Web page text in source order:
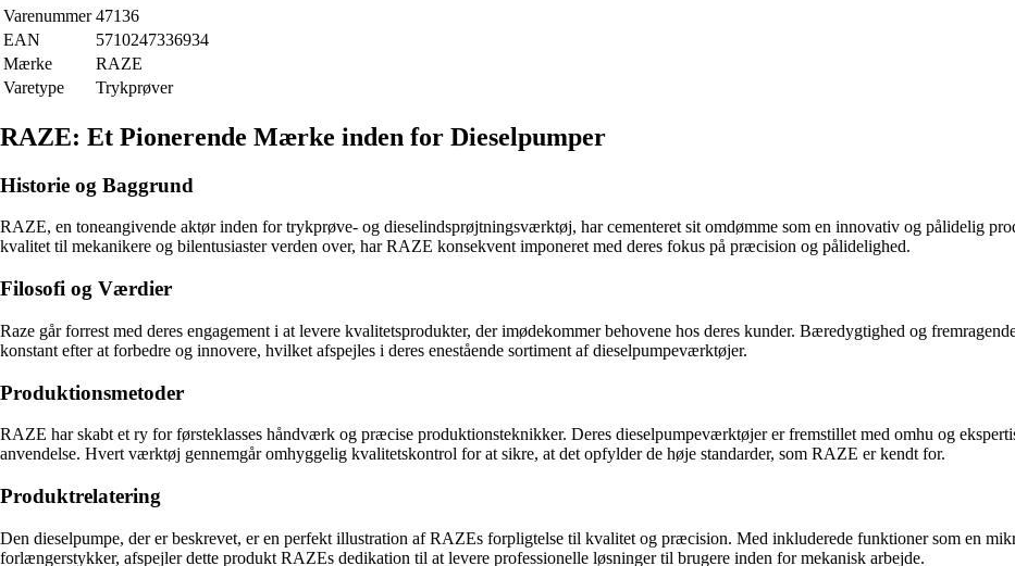
Varenummer 47136
EAN
5710247336934
Mærke
RAZE
Varetype
Trykprøver
RAZE: Et Pionerende Mærke inden for Dieselpumper
Historie og Baggrund
RAZE, en toneangivende aktør inden for trykprøve- og dieselindsprøjtningsværktøj, har cementeret sit omdømme som en innovativ og pålidelig
kvalitet til mekanikere og bilentusiaster verden over, har RAZE konsekvent imponeret med deres fokus på præcision og pålidelighed.
Filosofi og Værdier
Raze går forrest med deres engagement i at levere kvalitetsprodukter, der imødekommer behovene hos deres kunder. Bæredygtighed og
konstant efter at forbedre og innovere, hvilket afspejles i deres enestående sortiment af dieselpumpeværktøjer.
Produktionsmetoder
RAZE har skabt et ry for førsteklasses håndværk og præcise produktionsteknikker. Deres dieselpumpeværktøjer er fremstillet med omhu og
anvendelse. Hvert værktøj gennemgår omhyggelig kvalitetskontrol for at sikre, at det opfylder de høje standarder, som RAZE er kendt for.
Produktrelatering
Den dieselpumpe, der er beskrevet, er en perfekt illustration af RAZEs forpligtelse til kvalitet og præcision. Med inkluderede funktioner som en
forlængerstykker, afspejler dette produkt RAZEs dedikation til at levere professionelle løsninger til brugere inden for mekanisk arbejde.